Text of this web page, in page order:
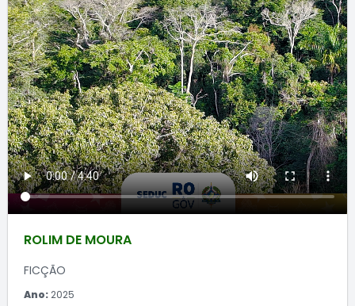
ROLIM DE MOURA
FICÇÃO
Ano:2025